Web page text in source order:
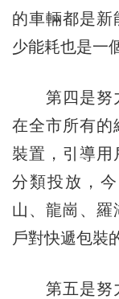
的車輛都是新
少能耗也是一
第四是努力
在全市所有的
裝置，引導用
分類投放，
山、龍崗、羅
戶對快遞包裝
第五是努力